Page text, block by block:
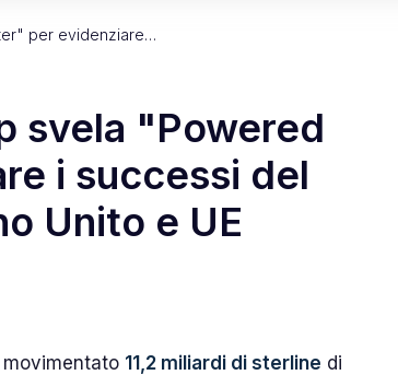
per evidenziare…
svela "Powered
i successi del
Unito e UE
movimentato 11,2 miliardi di sterline di